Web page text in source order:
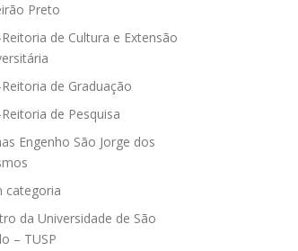
Preto
de Cultura e Extensão
de Graduação
de Pesquisa
Engenho São Jorge dos
categoria
da Universidade de São
– TUSP